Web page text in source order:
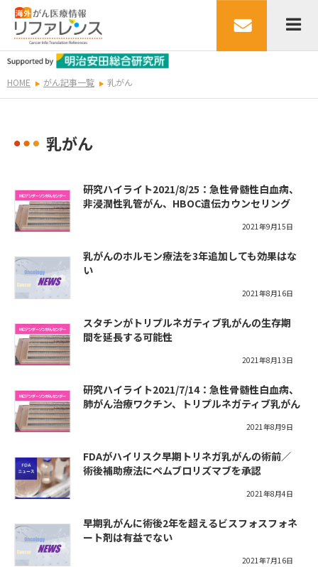
HOME がん記事一覧 乳がん
乳がん
研究ハイライト2021/8/25：急性骨髄性白血病、
非浸潤性乳管がん、HBOC遺伝カウンセリング
2021年9月15日
乳がんのホルモン療法を3年追加しても効果はな
い
2021年8月16日
スタチンがトリプルネガティブ乳がんの生存期
間を延長する可能性
2021年8月13日
研究ハイライト2021/7/14：急性骨髄性白血病、
肺がん治療ワクチン、トリプルネガティブ乳がん
2021年8月9日
FDAがハイリスク早期トリネガ乳がんの術前／
術後補助療法にペムブロリズマブを承認
2021年8月4日
早期乳がんに術後2年を超えるビスフォスフォネ
ート剤は有益でない
2021年7月16日